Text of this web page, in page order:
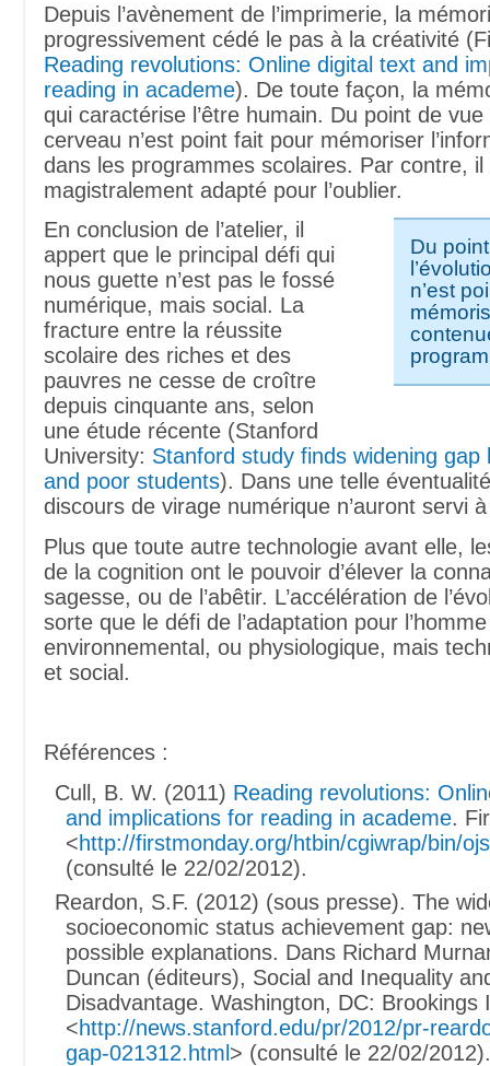
Depuis l’avènement de l’imprimerie, la
progressivement cédé le pas à la créativité
Reading revolutions: Online digital text and
reading in academe). De toute façon, la
qui caractérise l’être humain. Du point de vue
cerveau n’est point fait pour mémoriser
dans les programmes scolaires. Par contre, il
magistralement adapté pour l’oublier.
Du
n’est
En conclusion de l’atelier, il
appert que le principal défi qui
nous guette n’est pas le fossé
numérique, mais social. La
fracture entre la réussite
scolaire des riches et des
pauvres ne cesse de croître
depuis cinquante ans, selon
une étude récente (Stanford
University: Stanford study finds widening gap
and poor students). Dans une telle
discours de virage numérique n’auront servi
Plus que toute autre technologie avant elle,
de la cognition ont le pouvoir d’élever la
sagesse, ou de l’abêtir. L’accélération de
sorte que le défi de l’adaptation pour l’homme
environnemental, ou physiologique, mais
et social.
Références :
Cull, B. W. (2011) Reading revolutions:
and implications for reading in academe.
<http://firstmonday.org/htbin/cgiwrap/bin/
(consulté le 22/02/2012).
Reardon, S.F. (2012) (sous presse). The
socioeconomic status achievement gap:
possible explanations. Dans Richard
Duncan (éditeurs), Social and Inequality
Disadvantage. Washington, DC: Brookings
<http://news.stanford.edu/pr/2012/pr-
gap-021312.html > (consulté le 22/02/2012).